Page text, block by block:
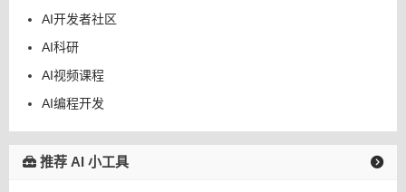
AI开发者社区
AI科研
AI视频课程
AI编程开发
推荐 AI 小工具